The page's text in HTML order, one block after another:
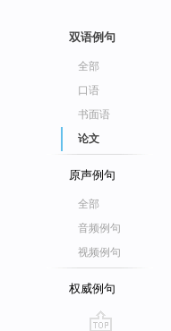
双语例句
全部
口语
书面语
论文
原声例句
全部
音频例句
视频例句
权威例句